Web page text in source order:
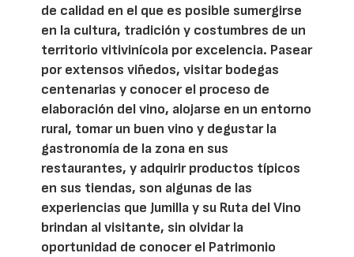
de calidad en el que es posible sumergirse
en la cultura, tradición y costumbres de un
territorio vitivinícola por excelencia. Pasear
por extensos viñedos, visitar bodegas
centenarias y conocer el proceso de
elaboración del vino, alojarse en un entorno
rural, tomar un buen vino y degustar la
gastronomía de la zona en sus
restaurantes, y adquirir productos típicos
en sus tiendas, son algunas de las
experiencias que Jumilla y su Ruta del Vino
brindan al visitante, sin olvidar la
oportunidad de conocer el Patrimonio